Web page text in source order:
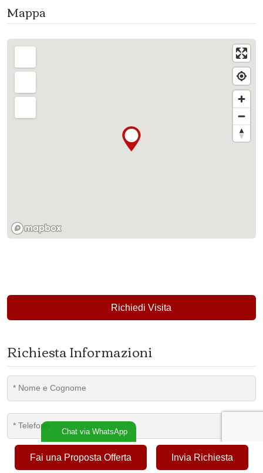
Mappa
Fai una Proposta Offerta Invia Richiesta
Richiedi Visita
Richiesta Informazioni
Chat via WhatsApp